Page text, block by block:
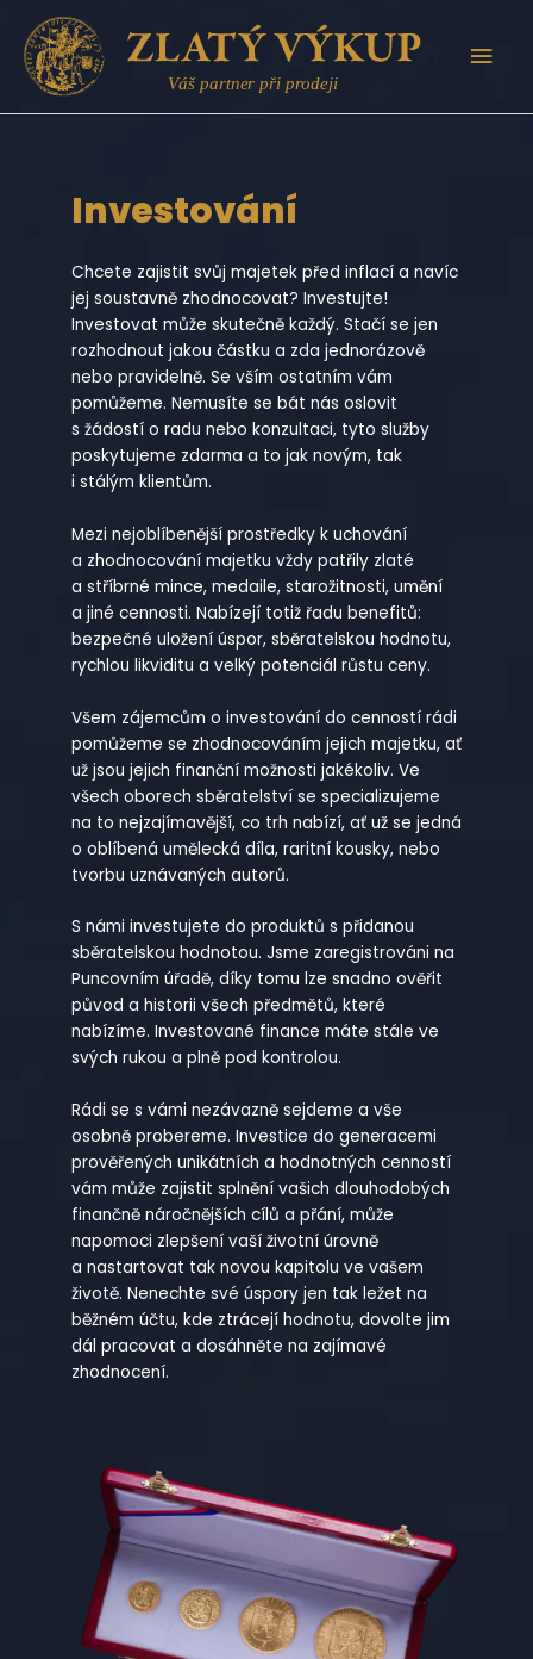
Přeskočit
obsah
Investování
Chcete zajistit svůj majetek před inflací a navíc
jej soustavně zhodnocovat? Investujte!
Investovat může skutečně každý. Stačí se jen
rozhodnout jakou částku a zda jednorázově
nebo pravidelně. Se vším ostatním vám
pomůžeme. Nemusíte se bát nás oslovit
s žádostí o radu nebo konzultaci, tyto služby
poskytujeme zdarma a to jak novým, tak
i stálým klientům.
Mezi nejoblíbenější prostředky k uchování
a zhodnocování majetku vždy patřily zlaté
a stříbrné mince, medaile, starožitnosti, umění
a jiné cennosti. Nabízejí totiž řadu benefitů:
bezpečné uložení úspor, sběratelskou hodnotu,
rychlou likviditu a velký potenciál růstu ceny.
Všem zájemcům o investování do cenností rádi
pomůžeme se zhodnocováním jejich majetku, ať
už jsou jejich finanční možnosti jakékoliv. Ve
všech oborech sběratelství se specializujeme
na to nejzajímavější, co trh nabízí, ať už se jedná
o oblíbená umělecká díla, raritní kousky, nebo
tvorbu uznávaných autorů.
S námi investujete do produktů s přidanou
sběratelskou hodnotou. Jsme zaregistrováni na
Puncovním úřadě, díky tomu lze snadno ověřit
původ a historii všech předmětů, které
nabízíme. Investované finance máte stále ve
svých rukou a plně pod kontrolou.
Rádi se s vámi nezávazně sejdeme a vše
osobně probereme. Investice do generacemi
prověřených unikátních a hodnotných cenností
vám může zajistit splnění vašich dlouhodobých
finančně náročnějších cílů a přání, může
napomoci zlepšení vaší životní úrovně
a nastartovat tak novou kapitolu ve vašem
životě. Nenechte své úspory jen tak ležet na
běžném účtu, kde ztrácejí hodnotu, dovolte jim
dál pracovat a dosáhněte na zajímavé
zhodnocení.